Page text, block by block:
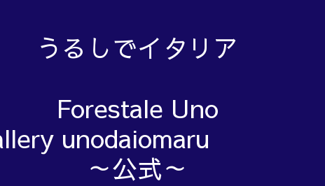
うるしでイタリア
Forestale Uno
unodaiomaru
～公式～